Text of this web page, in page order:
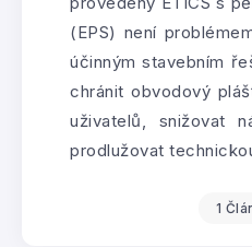
(EPS) není
účinným stavebním
chránit obvodový
uživatelů, snižovat
prodlužovat
1